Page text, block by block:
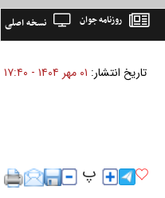
نسخه اصلی روزنامه جوان
تاریخ انتشار: ۰۱ مهر ۱۴۰۴ - ۱۷:۴۰